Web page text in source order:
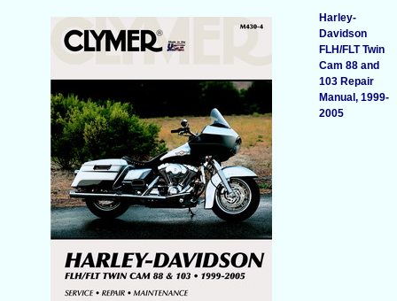
Harley-
Davidson
FLH/FLT Twin
Cam 88 and
103 Repair
Manual, 1999-
2005